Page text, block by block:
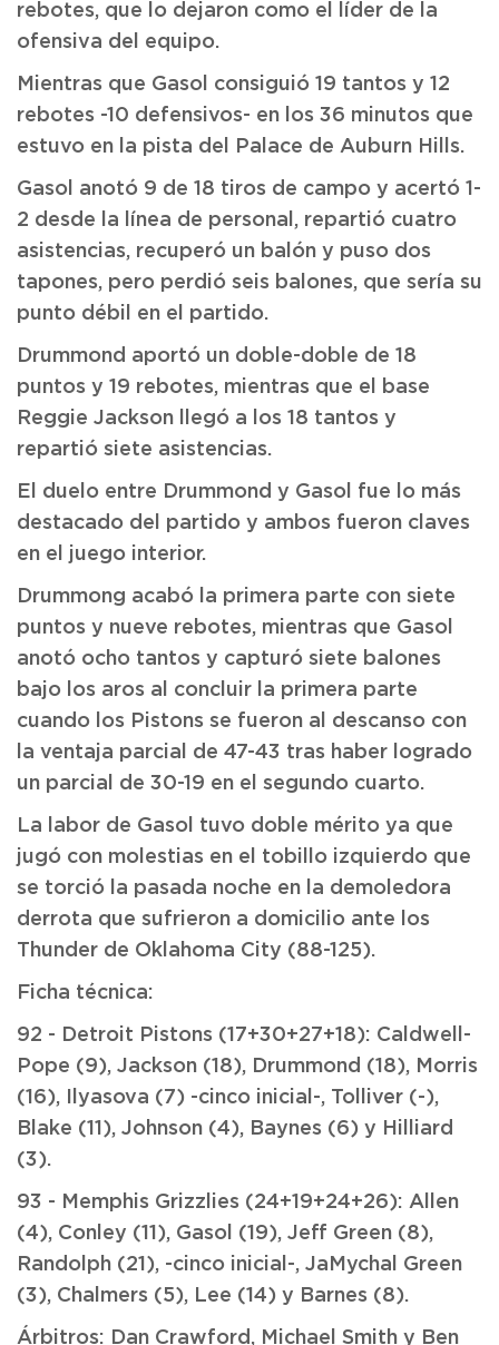
rebotes, que lo dejaron como el líder de la
ofensiva del equipo.
Mientras que Gasol consiguió 19 tantos y 12
rebotes -10 defensivos- en los 36 minutos que
estuvo en la pista del Palace de Auburn Hills.
Gasol anotó 9 de 18 tiros de campo y acertó 1-
2 desde la línea de personal, repartió cuatro
asistencias, recuperó un balón y puso dos
tapones, pero perdió seis balones, que sería su
punto débil en el partido.
Drummond aportó un doble-doble de 18
puntos y 19 rebotes, mientras que el base
Reggie Jackson llegó a los 18 tantos y
repartió siete asistencias.
El duelo entre Drummond y Gasol fue lo más
destacado del partido y ambos fueron claves
en el juego interior.
Drummong acabó la primera parte con siete
puntos y nueve rebotes, mientras que Gasol
anotó ocho tantos y capturó siete balones
bajo los aros al concluir la primera parte
cuando los Pistons se fueron al descanso con
la ventaja parcial de 47-43 tras haber logrado
un parcial de 30-19 en el segundo cuarto.
La labor de Gasol tuvo doble mérito ya que
jugó con molestias en el tobillo izquierdo que
se torció la pasada noche en la demoledora
derrota que sufrieron a domicilio ante los
Thunder de Oklahoma City (88-125).
Ficha técnica:
92 - Detroit Pistons (17+30+27+18): Caldwell-
Pope (9), Jackson (18), Drummond (18), Morris
(16), Ilyasova (7) -cinco inicial-, Tolliver (-),
Blake (11), Johnson (4), Baynes (6) y Hilliard
(3).
93 - Memphis Grizzlies (24+19+24+26): Allen
(4), Conley (11), Gasol (19), Jeff Green (8),
Randolph (21), -cinco inicial-, JaMychal Green
(3), Chalmers (5), Lee (14) y Barnes (8).
Árbitros: Dan Crawford, Michael Smith y Ben